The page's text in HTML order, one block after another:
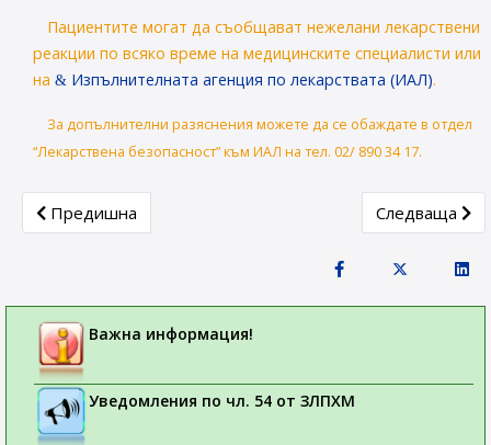
Пациентите могат да съобщават нежелани лекарствени
реакции по всяко време на медицинските специалисти или
на
Изпълнителната агенция по лекарствата (ИАЛ).
За допълнителни разяснения можете да се обаждате в отдел
“Лекарствена безопасност” към ИАЛ на тел. 02/ 890 34 17.
Previous article: Публикувани са имената на вещества и
Предишна Next article:
Следваща
Важна информация!
Уведомления по чл. 54 от ЗЛПХМ